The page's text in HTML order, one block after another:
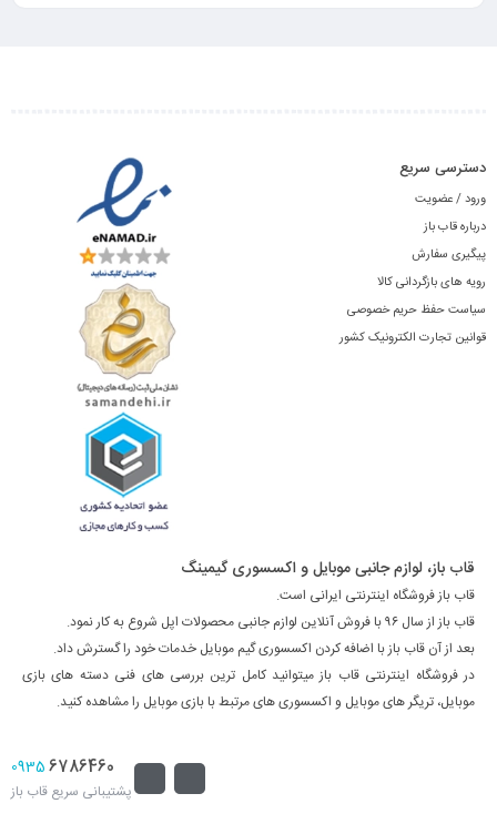
دسترسی سریع
ورود / عضویت
درباره قاب باز
پیگیری سفارش
رویه های بازگردانی کالا
سیاست حفظ حریم خصوصی
قوانین تجارت الکترونیک کشور
قاب باز، لوازم جانبی موبایل و اکسسوری گیمینگ
قاب باز فروشگاه اینترنتی ایرانی است.
قاب باز از سال ۹۶ با فروش آنلاین لوازم جانبی محصولات اپل شروع به کار نمود.
بعد از آن قاب باز با اضافه کردن اکسسوری گیم موبایل خدمات خود را گسترش داد.
در فروشگاه اینترنتی قاب باز میتوانید کامل ترین بررسی های فنی دسته های بازی
موبایل، تریگر های موبایل و اکسسوری های مرتبط با بازی موبایل را مشاهده کنید.
6786460
0935
پشتیبانی سریع قاب باز